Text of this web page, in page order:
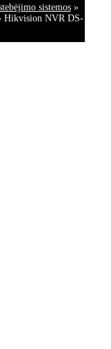
sistemos»
Hikvision NVR DS-